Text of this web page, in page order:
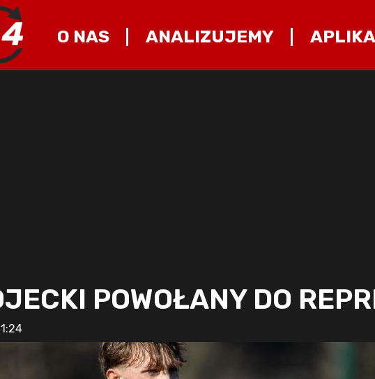
O NAS ANALIZUJEMY
POWOŁANY DO